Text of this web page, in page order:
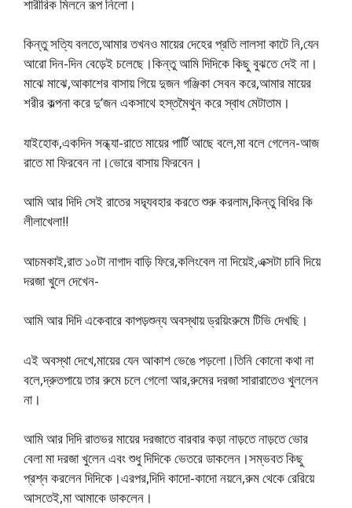
শারীরিক মিলনে রূপ নিলো।
কিন্তু সত্যি বলতে,আমার তখনও মায়ের দেহের প্রতি লালসা কাটে নি,যেন
আরো দিন-দিন বেড়েই চলেছে।কিন্তু আমি দিদিকে কিছু বুঝতে দেই না।
মাঝে মাঝে,আকাশের বাসায় গিয়ে দুজন গঞ্জিকা সেবন করে,আমার মায়ের
শরীর কল্পনা করে দু’জন একসাথে হস্তমৈথুন করে স্বাধ মেটাতাম।
যাইহোক,একদিন সন্ধ্যা-রাতে মায়ের পার্টি আছে বলে,মা বলে গেলেন-আজ
রাতে মা ফিরবেন না।ভোরে বাসায় ফিরবেন।
আমি আর দিদি সেই রাতের সদ্ব্যবহার করতে শুরু করলাম,কিন্তু বিধির কি
লীলাখেলা!!
আচমকাই,রাত ১০টা নাগাদ বাড়ি ফিরে,কলিংবেল না দিয়েই,এক্সটা চাবি দিয়ে
দরজা খুলে দেখেন-
আমি আর দিদি একেবারে কাপড়শুন্য অবস্থায় ড্রয়িংরুমে টিভি দেখছি।
এই অবস্থা দেখে,মায়ের যেন আকাশ ভেঙে পড়লো।তিনি কোনো কথা না
বলে,দ্রুতপায়ে তার রুমে চলে গেলো আর,রুমের দরজা সারারাতেও খুললেন
না।
আমি আর দিদি রাতভর মায়ের দরজাতে বারবার কড়া নাড়তে নাড়তে ভোর
বেলা মা দরজা খুলেন এবং শুধু দিদিকে ভেতরে ডাকলেন।সম্ভবত কিছু
প্রশ্ন করলেন দিদিকে।এরপর,দিদি কাদো-কাদো নয়নে,রুম থেকে রেরিয়ে
আসতেই,মা আমাকে ডাকলেন।